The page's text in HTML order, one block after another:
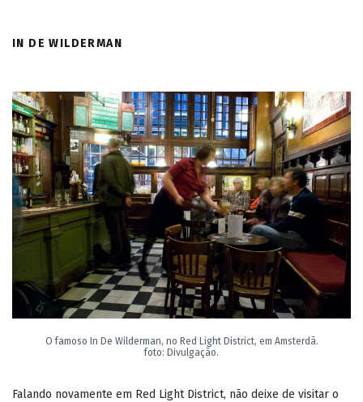
IN DE WILDERMAN
O famoso In De Wilderman, no Red Light District, em Amsterdã.
foto: Divulgação.
Falando novamente em Red Light District, não deixe de visitar o